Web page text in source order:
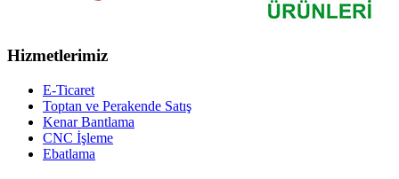
Hizmetlerimiz
E-Ticaret
Toptan ve Perakende Satış
Kenar Bantlama
CNC İşleme
Ebatlama